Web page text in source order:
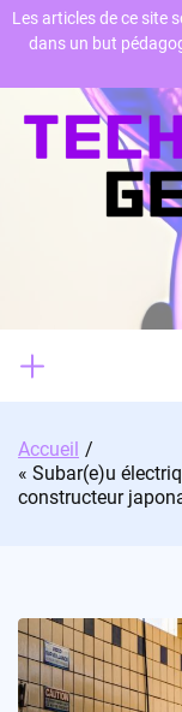
Skip
Accueil
« Subar(e)u
constructeur
Les articles de ce site
dans un but